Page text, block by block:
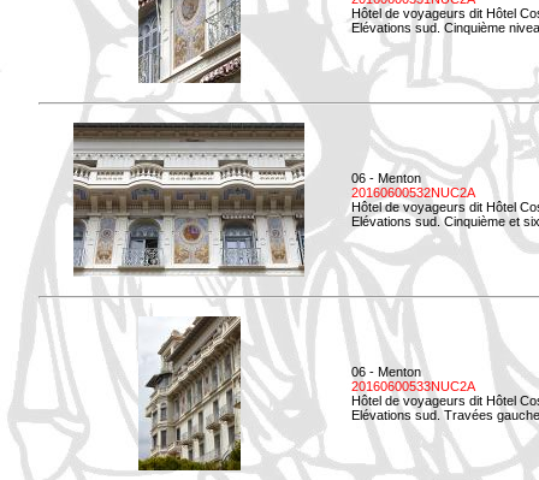
Hôtel de voyageurs dit Hôtel
Elévations sud. Cinquième
06 - Menton
20160600532NUC2A
Hôtel de voyageurs dit Hôtel
Elévations sud. Cinquième et
06 - Menton
20160600533NUC2A
Hôtel de voyageurs dit Hôtel
Elévations sud. Travées